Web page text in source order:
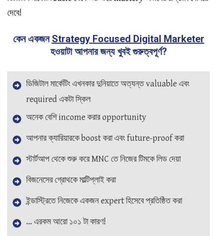
দেবে!
কেন একজন Strategy Focused Digital Marketer
হওয়াটা আপনার জন্য খুবই গুরুত্বপূর্ণ?
ডিজিটাল মার্কেটিং এখনকার দুনিয়াতে অত্যন্ত valuable এবং
required একটা স্কিল
অনেক বেশি income করার opportunity
আপনার ক্যারিয়ারকে boost করা এবং future-proof করা
স্টার্টআপ থেকে শুরু করে MNC তে নিজের টিমকে লিড দেয়া
বিজনেসের গ্রোথকে মাল্টিপ্লাই করা
ইন্ডাস্ট্রিতে নিজেকে একজন expert হিসেবে প্রতিষ্ঠিত করা
... এরকম আরো ১০১ টা কারণ!